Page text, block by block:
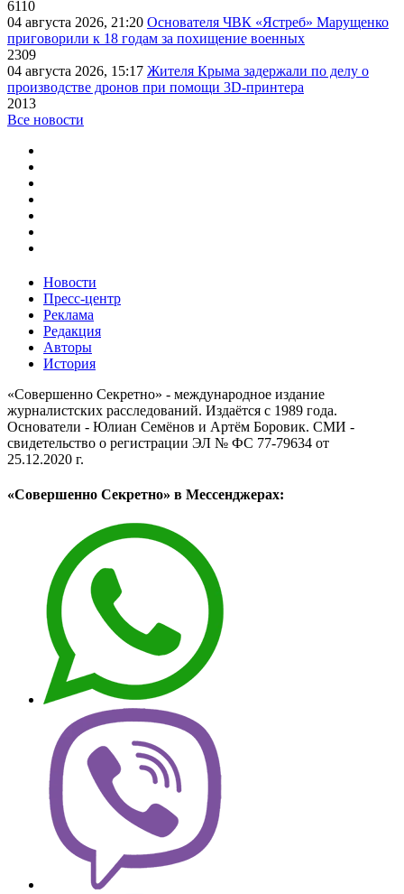
6110
04 августа 2026, 21:20 Основателя ЧВК «Ястреб» Марущенко
приговорили к 18 годам за похищение военных
2309
04 августа 2026, 15:17 Жителя Крыма задержали по делу о
производстве дронов при помощи 3D‑принтера
2013
Все новости
Новости
Пресс-центр
Реклама
Редакция
Авторы
История
«Совершенно Секретно» - международное издание
журналистских расследований. Издаётся с 1989 года.
Основатели - Юлиан Семёнов и Артём Боровик. CМИ -
свидетельство о регистрации ЭЛ № ФС 77-79634 от
25.12.2020 г.
«Совершенно Секретно» в Мессенджерах: